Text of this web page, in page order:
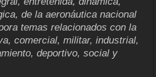
de la aeronáutica nacional
temas relacionados con la
comercial, militar, industrial,
deportivo, social y